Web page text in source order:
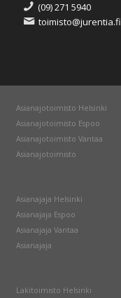
(09) 271 5940
toimisto@jurentia.fi
Asianajotoimisto Helsinki
Asianajotoimisto Espoo
Asianajotoimisto Vantaa
Asianajotoimisto
Asianajaja Helsinki
Asianajaja Espoo
Asianajaja Vantaa
Asianajaja
Lakitoimisto Helsinki